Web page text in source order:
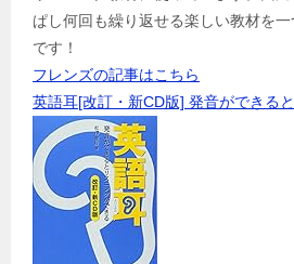
ぱし何回も繰り返せる楽しい教材を
です！
フレンズの記事はこちら
英語耳[改訂・新CD版] 発音ができる